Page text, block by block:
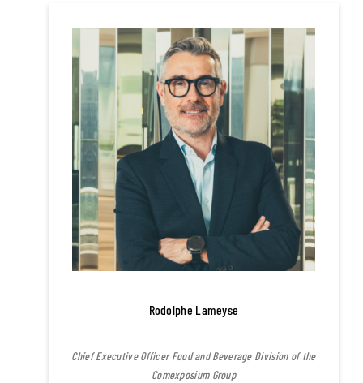
Rodolphe Lameyse
Chief Executive Officer Food and Beverage Division of the
Comexposium Group